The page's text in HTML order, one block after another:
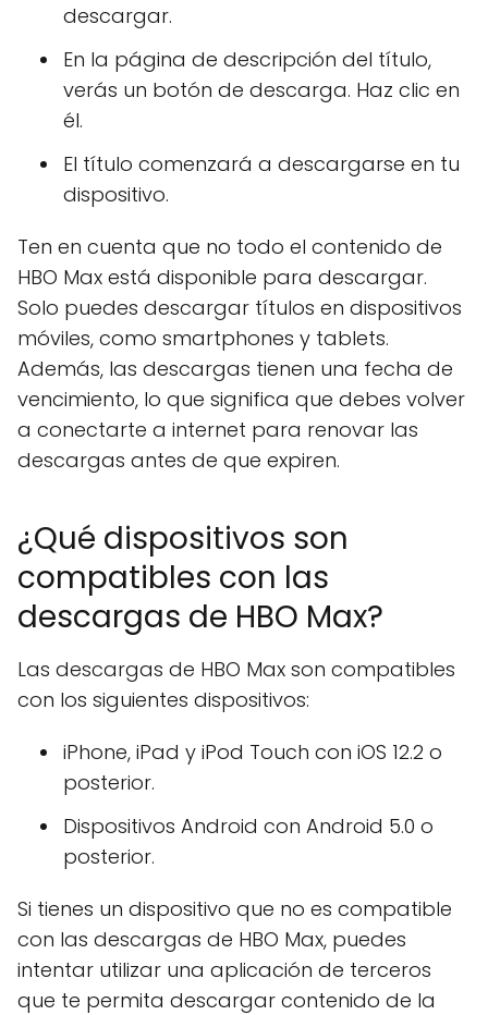
descargar.
En la página de descripción del título,
verás un botón de descarga. Haz clic en
él.
El título comenzará a descargarse en tu
dispositivo.
Ten en cuenta que no todo el contenido de
HBO Max está disponible para descargar.
Solo puedes descargar títulos en dispositivos
móviles, como smartphones y tablets.
Además, las descargas tienen una fecha de
vencimiento, lo que significa que debes volver
a conectarte a internet para renovar las
descargas antes de que expiren.
¿Qué dispositivos son
compatibles con las
descargas de HBO Max?
Las descargas de HBO Max son compatibles
con los siguientes dispositivos:
iPhone, iPad y iPod Touch con iOS 12.2 o
posterior.
Dispositivos Android con Android 5.0 o
posterior.
Si tienes un dispositivo que no es compatible
con las descargas de HBO Max, puedes
intentar utilizar una aplicación de terceros
que te permita descargar contenido de la